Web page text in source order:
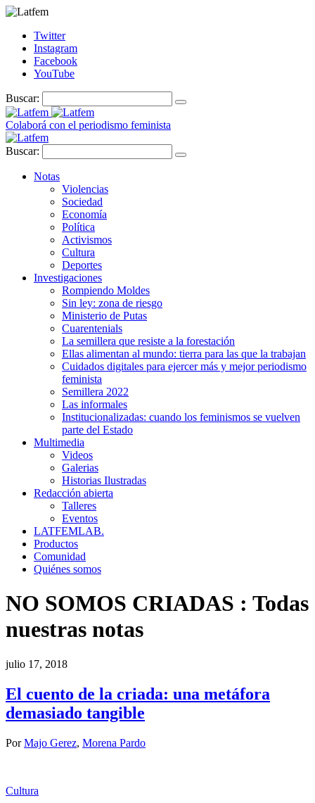
Twitter
Instagram
Facebook
YouTube
Buscar:
Colaborá con el periodismo feminista
Buscar:
Notas
Violencias
Sociedad
Economía
Política
Activismos
Cultura
Deportes
Investigaciones
Rompiendo Moldes
Sin ley: zona de riesgo
Ministerio de Putas
Cuarentenials
La semillera que resiste a la forestación
Ellas alimentan al mundo: tierra para las que la trabajan
Cuidados digitales para ejercer más y mejor periodismo
feminista
Semillera 2022
Las informales
Institucionalizadas: cuando los feminismos se vuelven
parte del Estado
Multimedia
Videos
Galerias
Historias Ilustradas
Redacción abierta
Talleres
Eventos
LATFEMLAB.
Productos
Comunidad
Quiénes somos
NO SOMOS CRIADAS : Todas
nuestras notas
julio 17, 2018
El cuento de la criada: una metáfora
demasiado tangible
PorMajo Gerez, Morena Pardo
Cultura